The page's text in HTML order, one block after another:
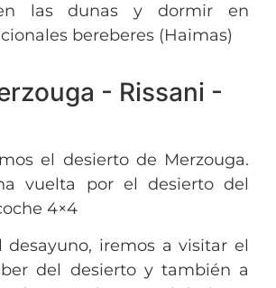
las dunas y dormir en
bereberes (Haimas)
- Rissani -
el desierto de Merzouga.
vuelta por el desierto del
4×4
desayuno, iremos a visitar el
del desierto y también a